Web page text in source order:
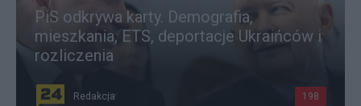
PiS odkrywa karty. Demografia,
mieszkania, ETS, deportacje Ukraińców i
rozliczenia
Redakcja 198